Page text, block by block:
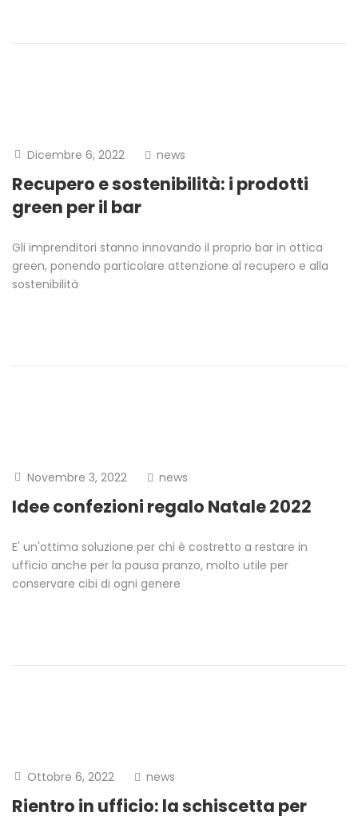
Dicembre 6, 2022 news
Recupero e sostenibilità: i prodotti
green per il bar
Gli imprenditori stanno innovando il proprio bar in ottica
green, ponendo particolare attenzione al recupero e alla
sostenibilità
Novembre 3, 2022 news
Idee confezioni regalo Natale 2022
E' un'ottima soluzione per chi è costretto a restare in
ufficio anche per la pausa pranzo, molto utile per
conservare cibi di ogni genere
Ottobre 6, 2022 news
Rientro in ufficio: la schiscetta per